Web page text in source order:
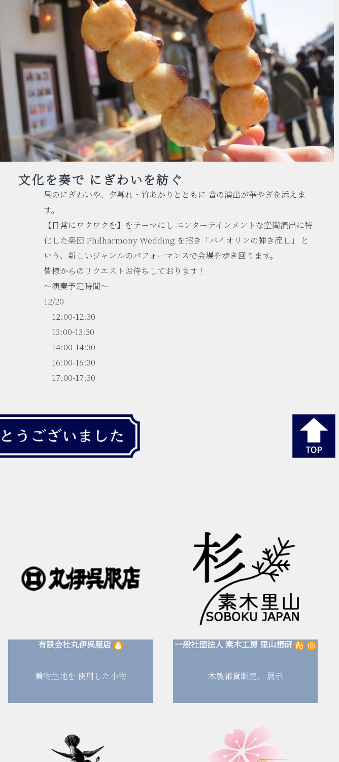
文化を奏で にぎわいを紡ぐ
昼のにぎわいや、夕暮れ・竹あかりとともに 音の演出が華やぎを添えま
す。
【日常にワクワクを】をテーマにし エンターテインメントな空間演出に特
化した楽団 Philharmony Wedding を招き「バイオリンの弾き流し」 と
いう、新しいジャンルのパフォーマンスで会場を歩き回ります。
皆様からのリクエストお待ちしております！
～演奏予定時間～
12/20
12:00-12:30
13:00-13:30
14:00-14:30
16:00-16:30
17:00-17:30
有限会社丸伊呉服店
着物生地を 使用した小物
一般社団法人 素木工房 里山想研
木製雑貨販売、 展示